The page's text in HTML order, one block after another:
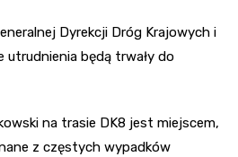
Dyrekcji Dróg Krajowych i
będą trwały do
na trasie DK8 jest miejscem,
z częstych wypadków